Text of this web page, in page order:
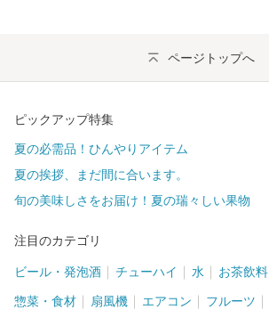
ページトップへ
ピックアップ特集
夏の必需品！ひんやりアイテム
夏の挨拶、まだ間に合います。
旬の美味しさをお届け！夏の瑞々しい果物
注目のカテゴリ
ビール・発泡酒 チューハイ 水 お茶飲料
惣菜・食材 扇風機 エアコン フルーツ